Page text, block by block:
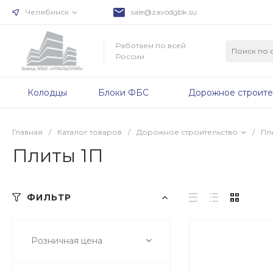
Челябинск sale@zavodgbk.su
Работаем по всей
России
Колодцы Блоки ФБС Дорожное
Главная / Каталог товаров / Дорожное строительство /
Плиты 1П
ФИЛЬТР
Розничная цена